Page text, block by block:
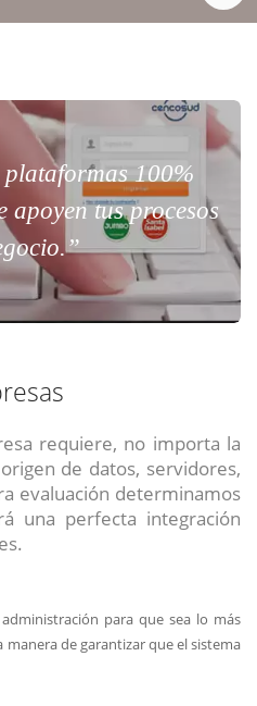
100%
apoyen tus procesos
requiere, no importa la
de datos, servidores,
evaluación determinamos
una perfecta integración
para que sea lo más
manera de garantizar que el sistema